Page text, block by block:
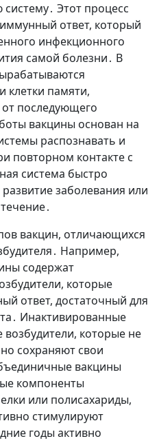
Этот процесс
ответ, который
инфекционного
самой болезни․ В
клетки памяти,
последующего
вакцины основан на
распознавать и
повторном контакте с
система быстро
заболевания или
вакцин, отличающихся
Например,
содержат
которые
ответ, достаточный для
Инактивированные
которые не
сохраняют свои
вакцины
компоненты
или полисахариды,
стимулируют
годы активно